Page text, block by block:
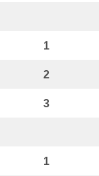
1
2
3
1